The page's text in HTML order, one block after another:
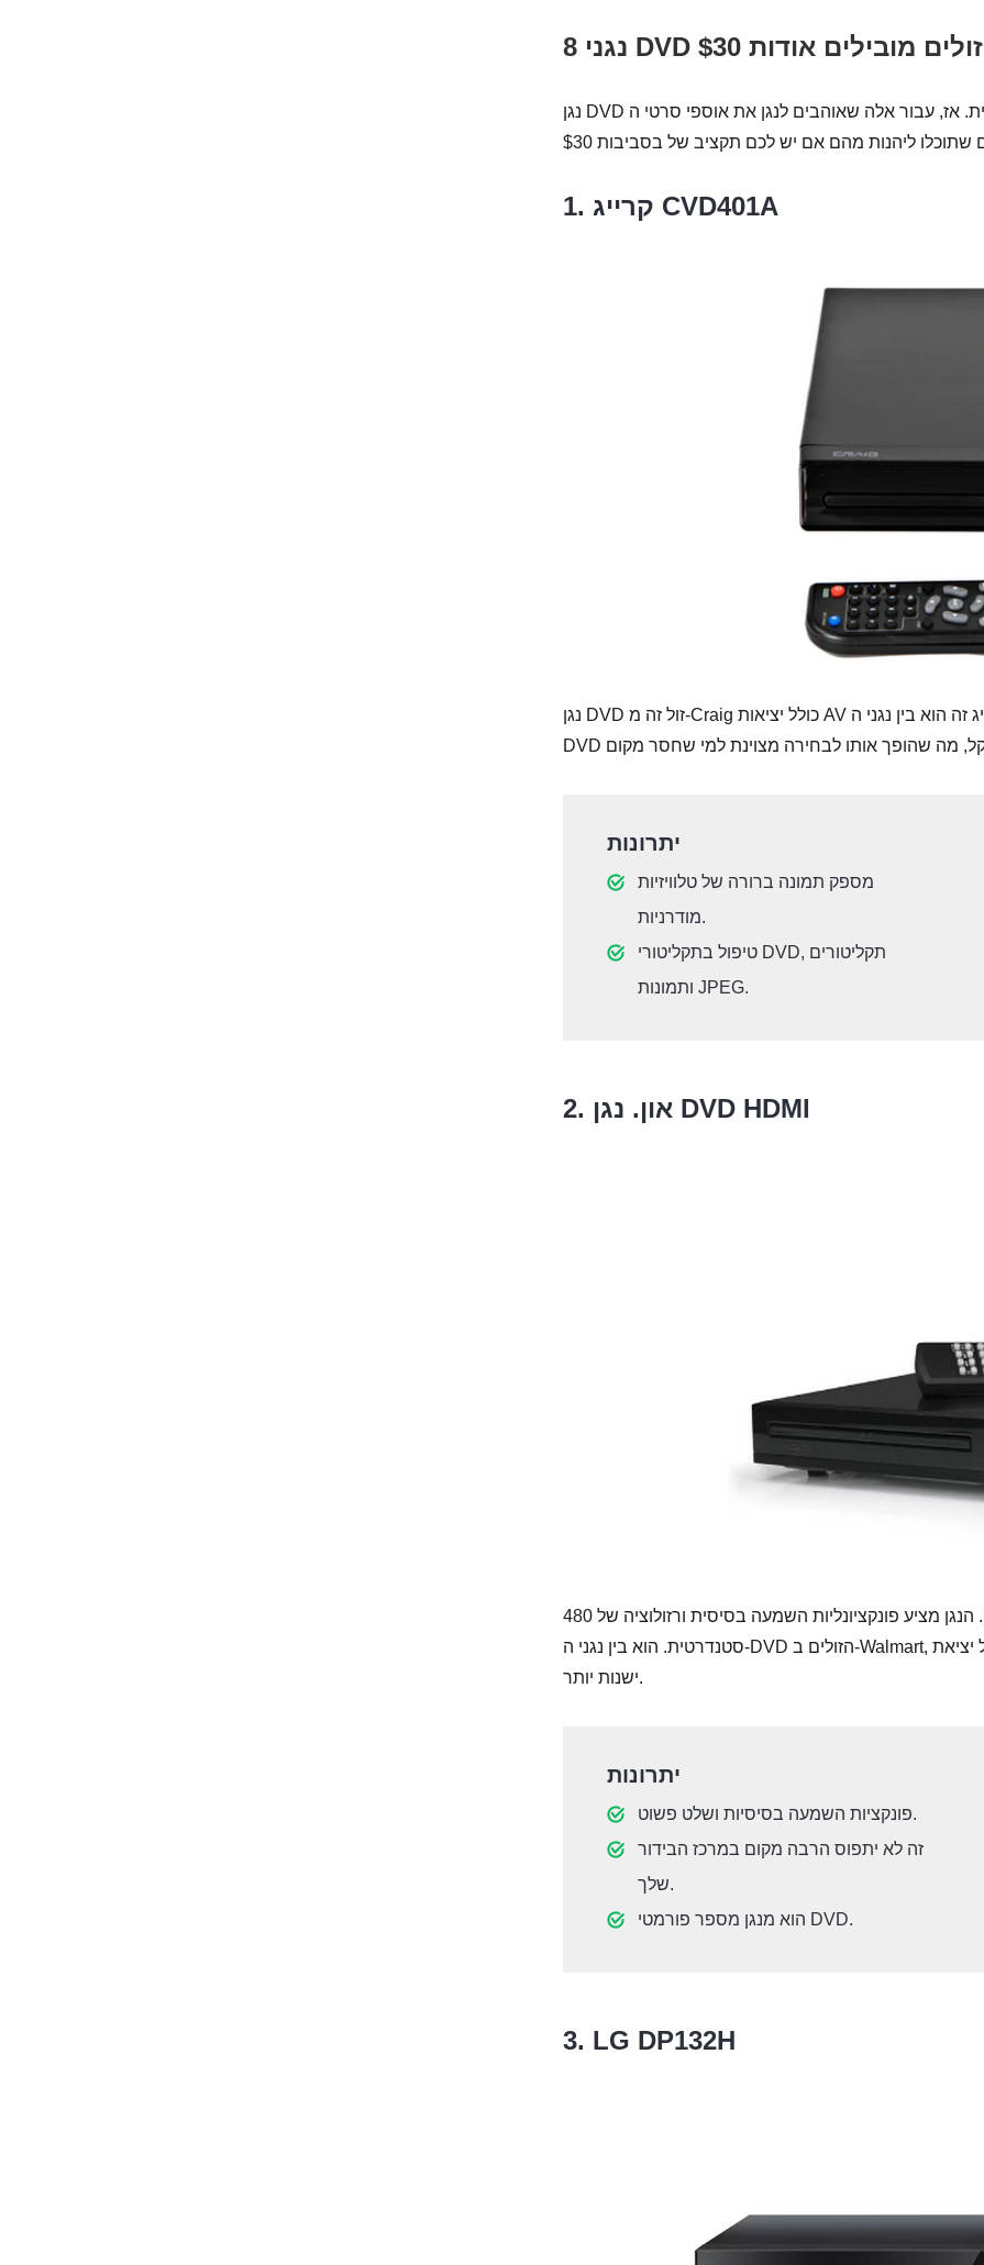
8 נגני DVD זולים מובילים אודות $30
נגן DVD זול יכול להיות נוסטלגי ונוח בו זמנית. אז, עבור אלה שאוהבים לנגן את אוספי סרטי ה-DVD שלהם, הנה
1. קרייג CVD401A
נגן DVD זול זה מ-Craig כולל יציאות AV מורכבות ליצירת חיבור לטלוויזיות ישנות יותר. דגם קרייג זה הוא בין נגני ה-
יתרונות
מספק תמונה ברורה של טלוויזיות
מודרניות.
טיפול בתקליטורי DVD, תקליטורים
ותמונות JPEG.
2. און. נגן DVD HDMI
האון. הנגן מציע פונקציונליות השמעה בסיסית ורזולוציה של 480p, מה שמתאים לצפייה בתקליטורי DVD בטלוויזיה
סטנדרטית. הוא בין נגני ה-DVD הזולים ב-Walmart, כולל יציאת HDMI לקישור לטלוויזיות HD ויציאות וידאו לטלוויזיות
ישנות יותר.
יתרונות
פונקציות השמעה בסיסיות ושלט פשוט.
זה לא יתפוס הרבה מקום במרכז הבידור
שלך.
הוא מנגן מספר פורמטי DVD.
3. LG DP132H